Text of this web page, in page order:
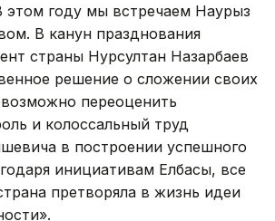
году мы встречаем Наурыз
В канун празднования
страны Нурсултан Назарбаев
решение о сложении своих
переоценить
и колоссальный труд
в построении успешного
инициативам Елбасы, все
претворяла в жизнь идеи